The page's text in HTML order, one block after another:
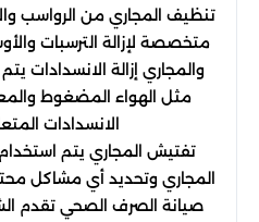
تنظيف المجاري من الرواسب
متخصصة لإزالة الترسبات
والمجاري إزالة الانسدادات
مثل الهواء المضغوط
الانسدادات
تفتيش المجاري يتم
المجاري وتحديد أي مشاكل
صيانة الصرف الصحي تقدم